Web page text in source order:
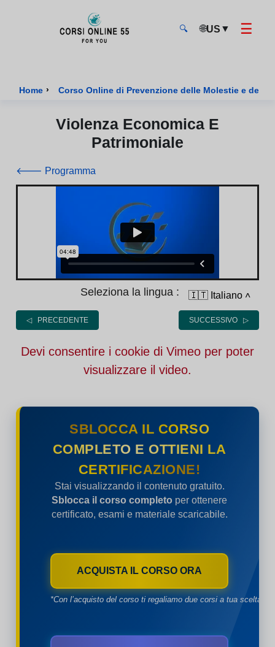
🔍 🌐US ▼ ☰
Home › Corso Online di Prevenzione delle Molestie e della
Violenza Economica E
Patrimoniale
🡐 Programma
Seleziona la lingua : 🇮🇹 Italiano ˄
◁ PRECEDENTE SUCCESSIVO ▷
Devi consentire i cookie di Vimeo per poter
visualizzare il video.
SBLOCCA IL CORSO
COMPLETO E OTTIENI LA
CERTIFICAZIONE!
Stai visualizzando il contenuto gratuito.
Sblocca il corso completo per ottenere
certificato, esami e materiale scaricabile.
ACQUISTA IL CORSO ORA
*Con l’acquisto del corso ti regaliamo due corsi a tua scelta*